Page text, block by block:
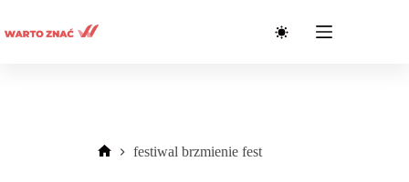
treści
festiwal brzmienie fest